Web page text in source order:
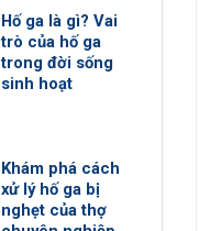
Hố ga là gì? Vai
trò của hố ga
trong đời sống
sinh hoạt
Khám phá cách
xử lý hố ga bị
nghẹt của thợ